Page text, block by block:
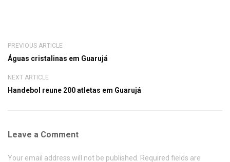
PREVIOUS ARTICLE
Águas cristalinas em Guarujá
NEXT ARTICLE
Handebol reune 200 atletas em Guarujá
Leave a Comment
Your email address will not be published. Required fields are